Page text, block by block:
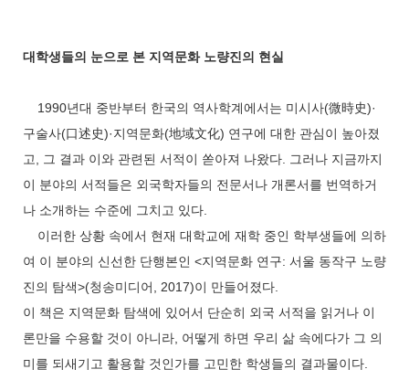
대학생들의 눈으로 본 지역문화 노량진의 현실
1990년대 중반부터 한국의 역사학계에서는 미시사(微時史)·
구술사(口述史)·지역문화(地域文化) 연구에 대한 관심이 높아졌
고, 그 결과 이와 관련된 서적이 쏟아져 나왔다. 그러나 지금까지
이 분야의 서적들은 외국학자들의 전문서나 개론서를 번역하거
나 소개하는 수준에 그치고 있다.
이러한 상황 속에서 현재 대학교에 재학 중인 학부생들에 의하
여 이 분야의 신선한 단행본인 <지역문화 연구: 서울 동작구 노량
진의 탐색>(청송미디어, 2017)이 만들어졌다.
이 책은 지역문화 탐색에 있어서 단순히 외국 서적을 읽거나 이
론만을 수용할 것이 아니라, 어떻게 하면 우리 삶 속에다가 그 의
미를 되새기고 활용할 것인가를 고민한 학생들의 결과물이다.